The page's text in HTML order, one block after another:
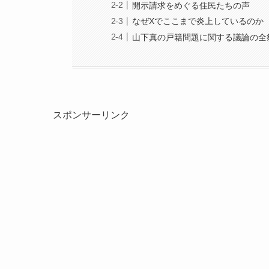
開示請求をめぐる住民たちの声
なぜXでここまで炎上しているのか
山下真の戸籍問題に関する議論の全
スポンサーリンク